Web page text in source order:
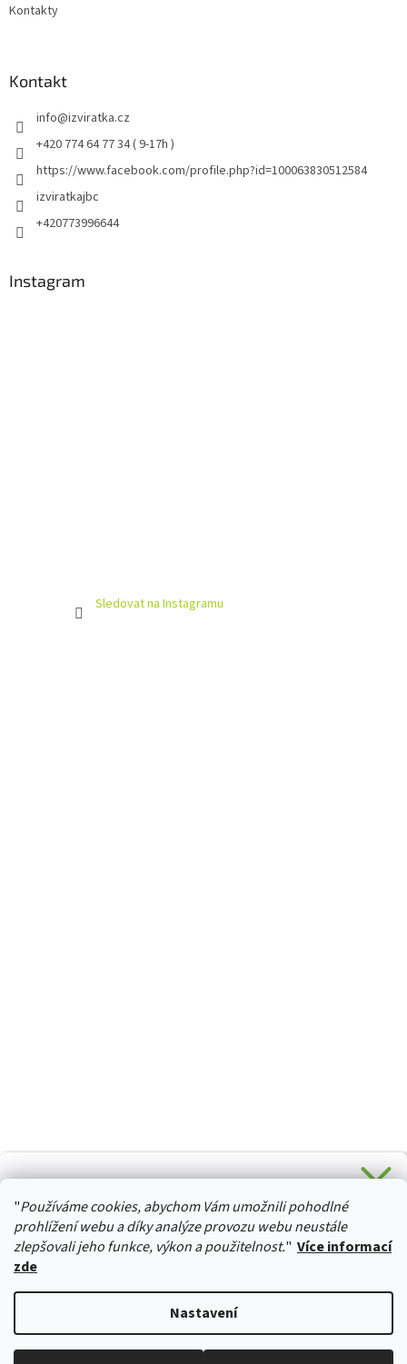
"Používáme cookies, abychom Vám umožnili pohodlné
prohlížení webu a díky analýze provozu webu neustále
zlepšovali jeho funkce, výkon a použitelnost." Více informací
zde
Nastavení
Kontakty
Kontakt
info@izviratka.cz
+420 774 64 77 34 ( 9-17h )
https://www.facebook.com/profile.php?id=100063830512584
izviratkajbc
+420773996644
Instagram
Sledovat na Instagramu
HURTTA-COLLECTION.CZ
Copyright 2026izviratka.cz. Všechna práva vyhrazena.Upravit
Stačí se přihlásit k odběru novinek z našeho obchodu a je
Vaše :)
Ano, chci se přihlásit
Zásady zpracování osobních údajů